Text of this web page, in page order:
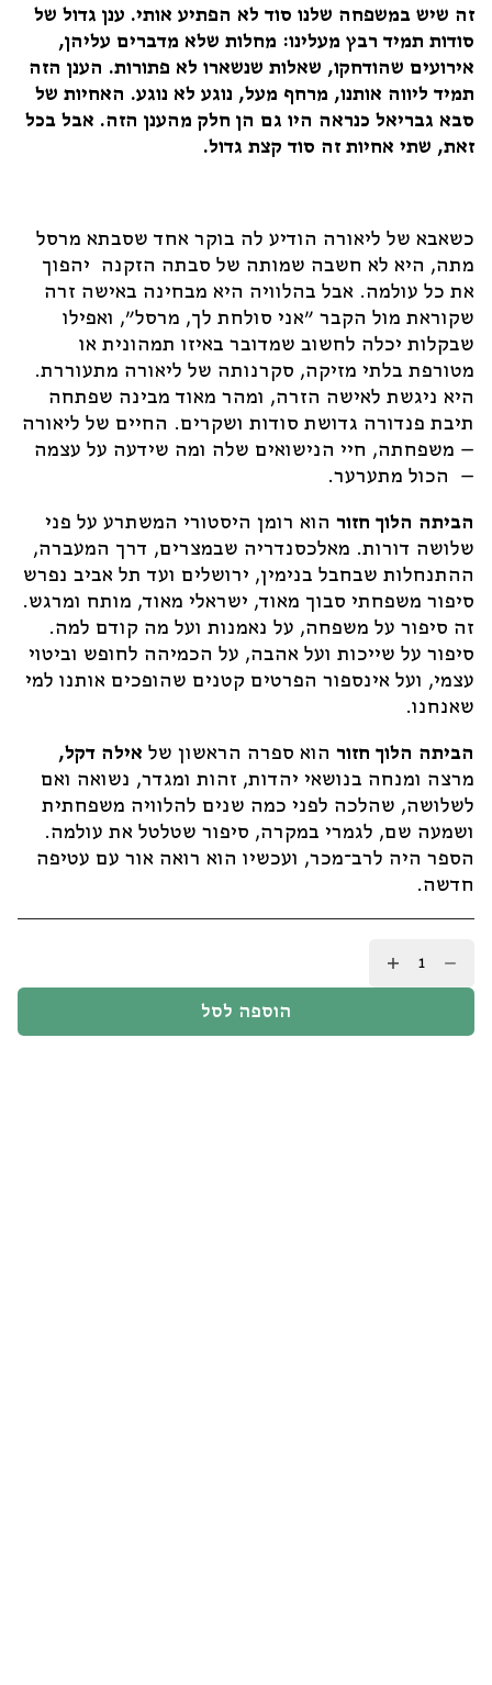
היה:
98.00 ₪.
הוא:
65.00 ₪.
זה שיש במשפחה שלנו סוד לא הפתיע אותי. ענן גדול של
סודות תמיד רבץ מעלינו: מחלות שלא מדברים עליהן,
אירועים שהודחקו, שאלות שנשארו לא פתורות. הענן הזה
תמיד ליווה אותנו, מרחף מעל, נוגע לא נוגע. האחיות של
סבא גבריאל כנראה היו גם הן חלק מהענן הזה. אבל בכל
זאת, שתי אחיות זה סוד קצת גדול.
כשאבא של ליאורה הודיע לה בוקר אחד שסבתא מרסל
מתה, היא לא חשבה שמותה של סבתה הזקנה יהפוך
את כל עולמה. אבל בהלוויה היא מבחינה באישה זרה
שקוראת מול הקבר "אני סולחת לך, מרסל", ואפילו
שבקלות יכלה לחשוב שמדובר באיזו תמהונית או
מטורפת בלתי מזיקה, סקרנותה של ליאורה מתעוררת.
היא ניגשת לאישה הזרה, ומהר מאוד מבינה שפתחה
תיבת פנדורה גדושת סודות ושקרים. החיים של ליאורה
– משפחתה, חיי הנישואים שלה ומה שידעה על עצמה
– הכול מתערער.
הביתה הלוך חזור הוא רומן היסטורי המשתרע על פני
שלושה דורות. מאלכסנדריה שבמצרים, דרך המעברה,
ההתנחלות שבחבל בנימין, ירושלים ועד תל אביב נפרש
סיפור משפחתי סבוך מאוד, ישראלי מאוד, מותח ומרגש.
זה סיפור על משפחה, על נאמנות ועל מה קודם למה.
סיפור על שייכות ועל אהבה, על הכמיהה לחופש וביטוי
עצמי, ועל אינספור הפרטים קטנים שהופכים אותנו למי
שאנחנו.
הביתה הלוך חזור הוא ספרה הראשון של אילה דקל,
מרצה ומנחה בנושאי יהדות, זהות ומגדר, נשואה ואם
לשלושה, שהלכה לפני כמה שנים להלוויה משפחתית
ושמעה שם, לגמרי במקרה, סיפור שטלטל את עולמה.
הספר היה לרב־מכר, ועכשיו הוא רואה אור עם עטיפה
חדשה.
הלוך
הוספה לסל